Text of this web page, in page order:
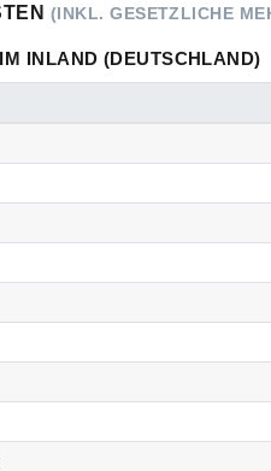
(INKL. GESETZLICHE
INLAND (DEUTSCHLAND)